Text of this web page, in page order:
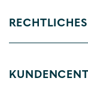
RECHTLICHES